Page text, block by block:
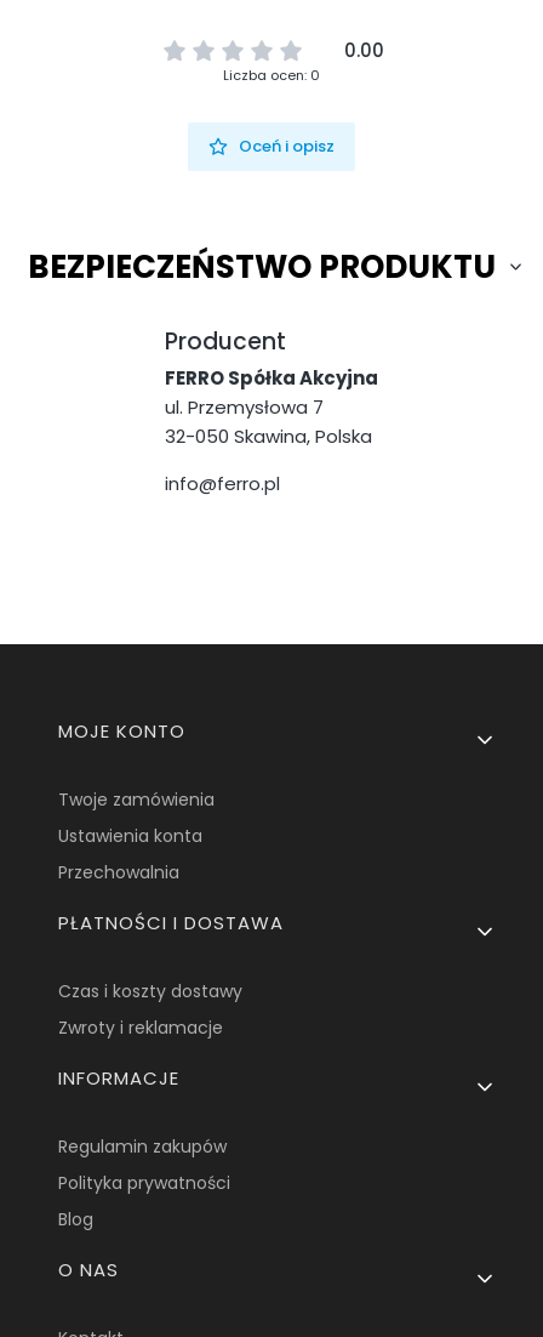
0.00
Liczba ocen: 0
Oceń i opisz
BEZPIECZEŃSTWO PRODUKTU
Producent
FERRO Spółka Akcyjna
ul. Przemysłowa 7
32-050 Skawina, Polska
info@ferro.pl
Linki w stopce
MOJE KONTO
Twoje zamówienia
Ustawienia konta
Przechowalnia
PŁATNOŚCI I DOSTAWA
Czas i koszty dostawy
Zwroty i reklamacje
INFORMACJE
Regulamin zakupów
Polityka prywatności
Blog
O NAS